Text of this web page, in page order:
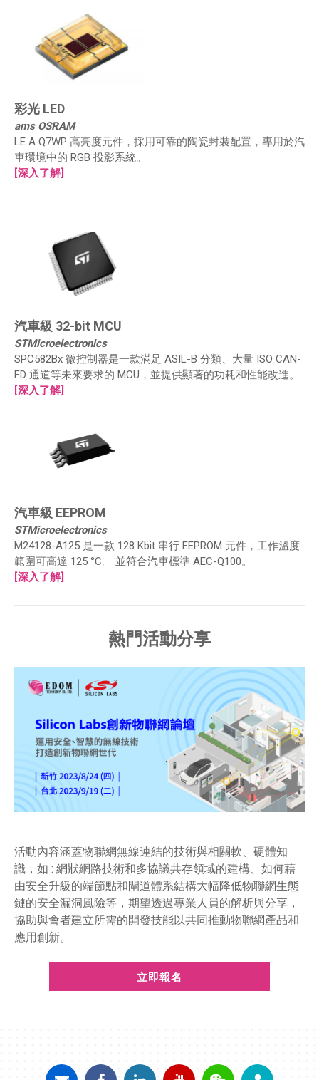
彩光 LED
ams OSRAM
LE A Q7WP 高亮度元件，採用可靠的陶瓷封裝配置，專用於汽
車環境中的 RGB 投影系統。
[深入了解]
汽車級 32-bit MCU
STMicroelectronics
SPC582Bx 微控制器是一款滿足 ASIL-B 分類、大量 ISO CAN-
FD 通道等未來要求的 MCU，並提供顯著的功耗和性能改進。
[深入了解]
汽車級 EEPROM
STMicroelectronics
M24128-A125 是一款 128 Kbit 串行 EEPROM 元件，工作溫度
範圍可高達 125 °C。 並符合汽車標準 AEC-Q100。
[深入了解]
熱門活動分享
活動內容涵蓋物聯網無線連結的技術與相關軟、硬體知
識，如 : 網狀網路技術和多協議共存領域的建構、如何藉
由安全升級的端節點和閘道體系結構大幅降低物聯網生態
鏈的安全漏洞風險等，期望透過專業人員的解析與分享，
協助與會者建立所需的開發技能以共同推動物聯網產品和
應用創新。
立即報名